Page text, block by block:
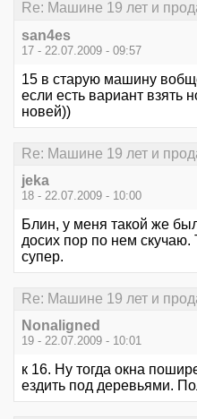
Re: Машине 19 лет и
san4es
17 - 22.07.2009 - 09:57
15 в старую машину
если есть вариант взять
новей))
Re: Машине 19 лет и
jeka
18 - 22.07.2009 - 10:00
Блин, у меня такой же
досих пор по нем
супер.
Re: Машине 19 лет и
Nonaligned
19 - 22.07.2009 - 10:01
к 16. Ну тогда окна
ездить под деревьями.